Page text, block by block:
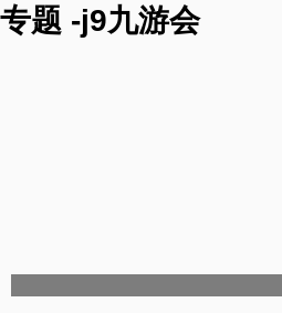
专题 -j9九游会